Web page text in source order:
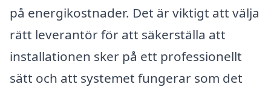
på energikostnader. Det är viktigt att välja
rätt leverantör för att säkerställa att
installationen sker på ett professionellt
sätt och att systemet fungerar som det